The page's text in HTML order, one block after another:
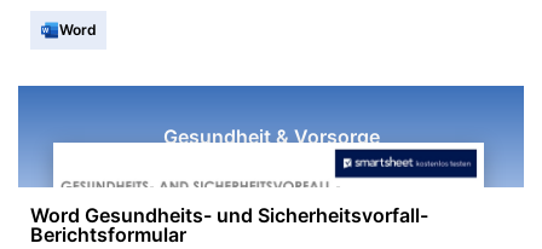
Word
Gesundheit & Vorsorge
Word Gesundheits- und Sicherheitsvorfall-
Berichtsformular